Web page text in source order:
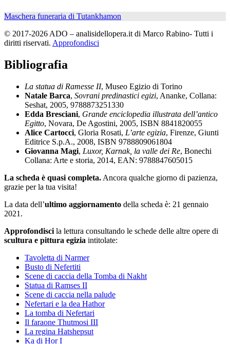
Maschera funeraria di Tutankhamon
© 2017-2026 ADO – analisidellopera.it di Marco Rabino- Tutti i
diritti riservati. Approfondisci
Bibliografia
La statua di Ramesse II, Museo Egizio di Torino
Natale Barca, Sovrani predinastici egizi, Ananke, Collana:
Seshat, 2005, 9788873251330
Edda Bresciani, Grande enciclopedia illustrata dell’antico
Egitto, Novara, De Agostini, 2005, ISBN 8841820055
Alice Cartocci, Gloria Rosati, L’arte egizia, Firenze, Giunti
Editrice S.p.A., 2008, ISBN 9788809061804
Giovanna Magi, Luxor, Karnak, la valle dei Re, Bonechi
Collana: Arte e storia, 2014, EAN: 9788847605015
La scheda è quasi completa. Ancora qualche giorno di pazienza,
grazie per la tua visita!
La data dell’ultimo aggiornamento della scheda è: 21 gennaio
2021.
Approfondisci la lettura consultando le schede delle altre opere di
scultura e pittura egizia intitolate:
Tavoletta di Narmer
Busto di Nefertiti
Scene di caccia della Tomba di Nakht
Statua di Ramses II
Scene di caccia nella palude
Nefertari e la dea Hathor
La tomba di Nefertari
Il faraone Thutmosi III
La regina Hatshepsut
Ka di Hor I